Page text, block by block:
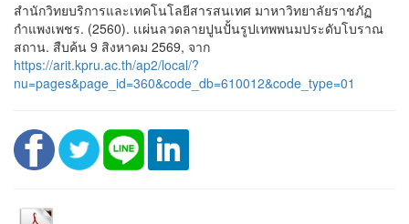
สำนักวิทยบริการและเทคโนโลยีสารสนเทศ มาหาวิทยาลัยราชภัฏ
กำแพงเพชร. (2560). เเผ่นลวดลายปูนปั้นรูปเทพพนมประดับโบราณ
สถาน. สืบค้น 9 สิงหาคม 2569, จาก
https://arit.kpru.ac.th/ap2/local/?
nu=pages&page_id=360&code_db=610012&code_type=01